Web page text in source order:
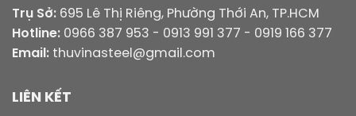
Trụ Sở: 695 Lê Thị Riêng, Phường Thới An, TP.HCM
Hotline: 0966 387 953 - 0913 991 377 - 0919 166 377
Email: thuvinasteel@gmail.com
LIÊN KẾT